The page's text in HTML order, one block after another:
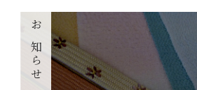
お知らせ